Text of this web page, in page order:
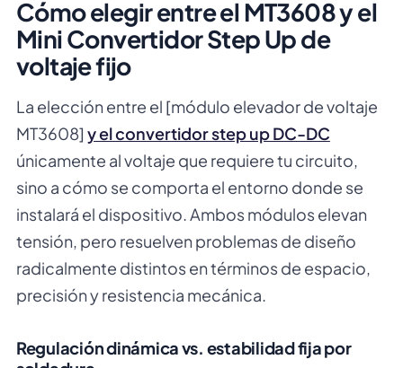
Cómo elegir entre el MT3608 y el
Mini Convertidor Step Up de
voltaje fijo
La elección entre el [módulo elevador de voltaje
MT3608] y el convertidor step up DC-DC
únicamente al voltaje que requiere tu circuito,
sino a cómo se comporta el entorno donde se
instalará el dispositivo. Ambos módulos elevan
tensión, pero resuelven problemas de diseño
radicalmente distintos en términos de espacio,
precisión y resistencia mecánica.
Regulación dinámica vs. estabilidad fija por